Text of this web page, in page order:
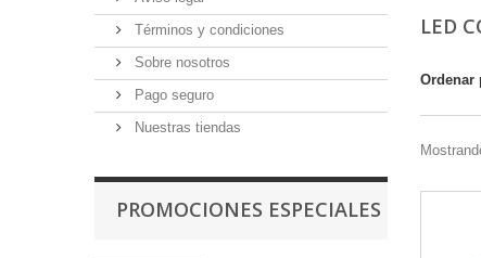
Términos y condiciones
Sobre nosotros
Pago seguro
Nuestras tiendas
PROMOCIONES ESPECIALES
LED
Ordenar